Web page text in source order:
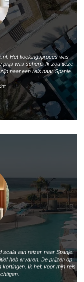
Het boekingsproces was
prijs was scherp. Ik zou deze
naar een reis naar Spanje.
scala aan reizen naar Spanje.
heb ervaren. De prijzen op
kortingen. Ik heb voor mijn reis